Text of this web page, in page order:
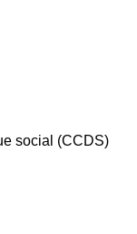
social (CCDS)